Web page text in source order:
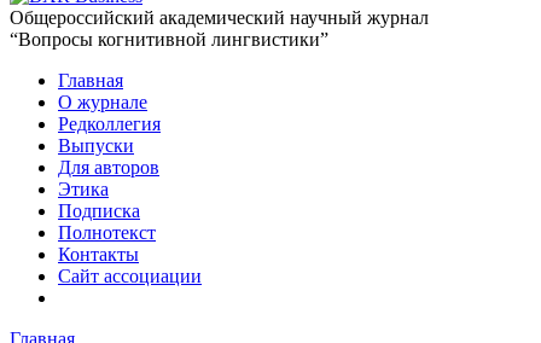
Общероссийский академический научный журнал
“Вопросы когнитивной лингвистики”
Главная
О журнале
Редколлегия
Выпуски
Для авторов
Этика
Подписка
Полнотекст
Контакты
Сайт ассоциации
Главная